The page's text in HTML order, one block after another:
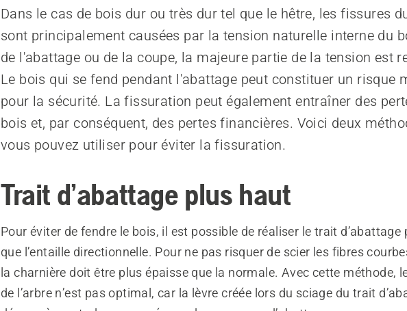
Dans le cas de bois dur ou très dur tel que le hêtre, les fissures
sont principalement causées par la tension naturelle interne du
de l'abattage ou de la coupe, la majeure partie de la tension est
Le bois qui se fend pendant l'abattage peut constituer un risque
pour la sécurité. La fissuration peut également entraîner des
bois et, par conséquent, des pertes financières. Voici deux
vous pouvez utiliser pour éviter la fissuration.
Trait d’abattage plus haut
Pour éviter de fendre le bois, il est possible de réaliser le trait d’abattage
que l’entaille directionnelle. Pour ne pas risquer de scier les fibres
la charnière doit être plus épaisse que la normale. Avec cette méthode,
de l’arbre n’est pas optimal, car la lèvre créée lors du sciage du trait